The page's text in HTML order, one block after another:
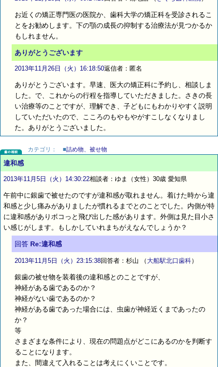
お近くの矯正専門医の医院か、歯科大学の矯正科を受診されるこ
とをお勧めします。下の顎の成長の抑制する治療法が見つかるか
もしれません。
ありがとうございます
2013年11月26日（火）16:18:50返信者：匿名
ありがとうございます。早速、医大の矯正科に予約し、相談しま
した。で、これからの行程を指導していただきました。さきの長
い治療等のことですが、理解でき、子どもにもわかりやすく説明
していただいたので、こころのもやもやがすこしなくなりまし
た。ありがとうございました。
カテゴリ： ■詰め物、被せ物
違和感
2013年11月5日（火）14:30:22相談者：ゆま（女性）30歳 愛知県
午前中に銀歯で被せたのですが違和感が取れません。着けた時から違
和感と少し痛みがありましたが慣れるまでとのことでした。内側が特
に違和感がありボコっと飛び出した感があります。外側は見た目小さ
い感じがします。もしかしていれまちがえなんでしょうか？
回答 Re:違和感
2013年11月5日（火）23:15:38回答者：杉山 （ 大船駅北口歯科）
銀歯の被せ物を装着後の違和感とのことですが、
神経がある歯であるのか？
神経がない歯であるのか？
神経がある歯であった場合には、虫歯が神経近くまであったの
か？
等
さまざまな条件により、現在の問題点がどこにあるのかを判断す
ることになります。
また、間違えて入れることは考えにくいことです。